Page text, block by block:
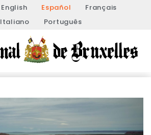
English Español
Français
Italiano
Português